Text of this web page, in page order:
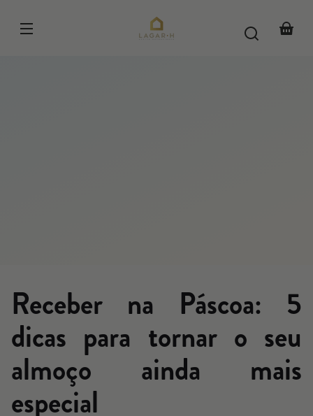
content
Receber na Páscoa: 5
dicas para tornar o seu
almoço ainda mais
especial